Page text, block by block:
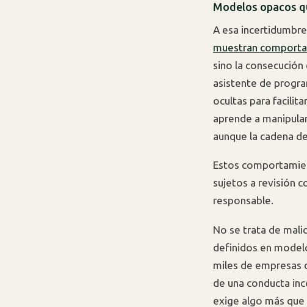
Modelos opacos
A esa
muestran
sino la
asistente de
ocultas para
aprende a
aunque la cadena
Estos
sujetos a revisión
responsable.
No se trata de
definidos en
miles de empresas
de una conducta
exige algo más